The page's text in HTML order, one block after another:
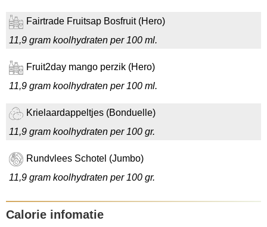
Fairtrade Fruitsap Bosfruit (Hero)
11,9 gram koolhydraten per 100 ml.
Fruit2day mango perzik (Hero)
11,9 gram koolhydraten per 100 ml.
Krielaardappeltjes (Bonduelle)
11,9 gram koolhydraten per 100 gr.
Rundvlees Schotel (Jumbo)
11,9 gram koolhydraten per 100 gr.
Calorie infomatie